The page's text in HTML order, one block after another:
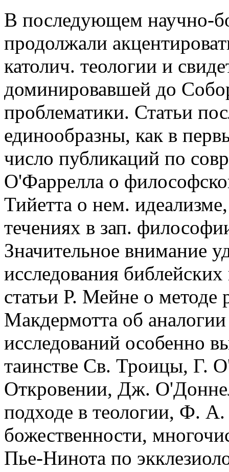
В последующем научно-
продолжали
католич. теологии и
доминировавшей до
проблематики. Статьи
единообразны, как в
число публикаций по
О'Фаррелла о
Тийетта о нем.
течениях в зап.
Значительное внимание
исследования
статьи Р. Мейне о
Макдермотта об
исследований особенно
таинстве Св. Троицы, Г.
Откровении, Дж.
подходе в теологии, Ф.
божественности,
Пье-Нинота по